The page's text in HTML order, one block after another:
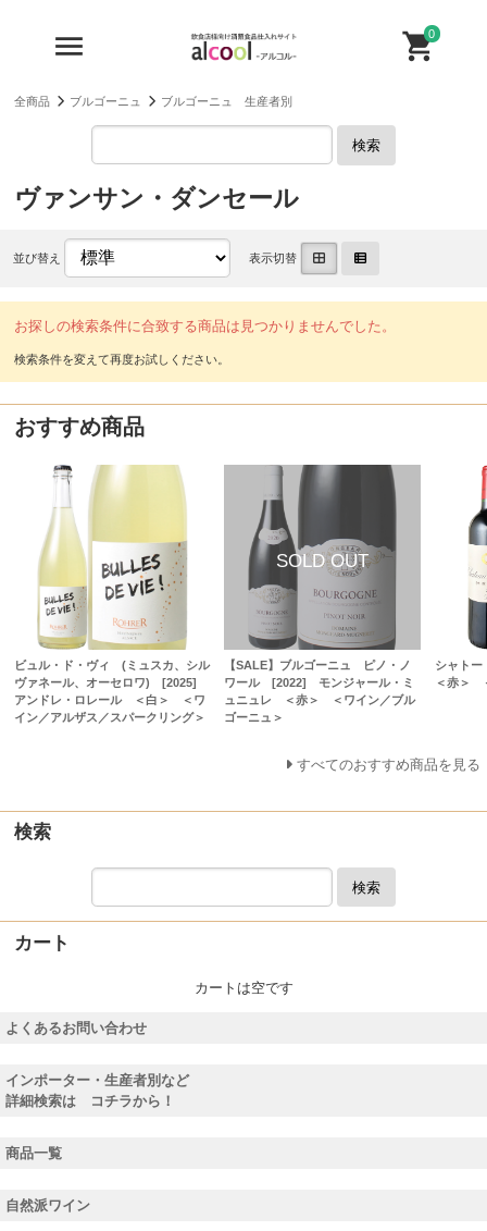
0
全商品 ブルゴーニュ ブルゴーニュ 生産者別
検索
ヴァンサン・ダンセール
並び替え 表示切替
お探しの検索条件に合致する商品は見つかりませんでした。
おすすめ商品
ビュル・ド・ヴィ (ミュスカ、シル
ヴァネール、オーセロワ) [2025]
アンドレ・ロレール ＜白＞ ＜ワ
イン／アルザス／スパークリング＞
【SALE】ブルゴーニュ ピノ・ノ
ワール [2022] モンジャール・ミ
ュニュレ ＜赤＞ ＜ワイン／ブル
ゴーニュ＞
シャト
＜赤＞
すべてのおすすめ商品を見る
検索
検索
カート
カートは空です
よくあるお問い合わせ
インポーター・生産者別など
詳細検索は コチラから！
商品一覧
自然派ワイン